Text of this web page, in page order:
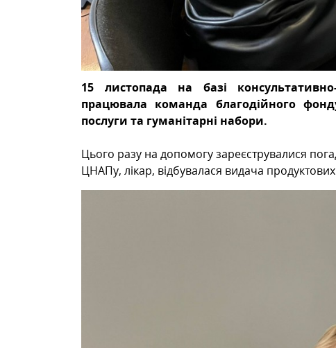
15 листопада на базі
працювала команда благодійного
послуги та гуманітарні набори.
Цього разу на допомогу зареєструвалися
ЦНАПу, лікар, відбувалася видача